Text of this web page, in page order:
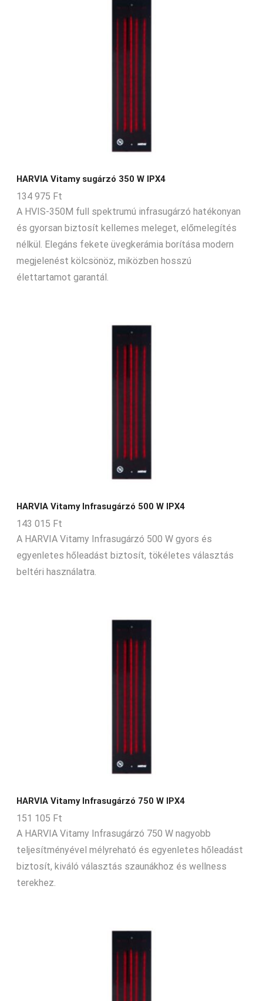
HARVIA Vitamy sugárzó 350 W IPX4
134 975 Ft
A HVIS-350M full spektrumú infrasugárzó hatékonyan
és gyorsan biztosít kellemes meleget, előmelegítés
nélkül. Elegáns fekete üvegkerámia borítása modern
megjelenést kölcsönöz, miközben hosszú
élettartamot garantál.
HARVIA Vitamy Infrasugárzó 500 W IPX4
143 015 Ft
A HARVIA Vitamy Infrasugárzó 500 W gyors és
egyenletes hőleadást biztosít, tökéletes választás
beltéri használatra.
HARVIA Vitamy Infrasugárzó 750 W IPX4
151 105 Ft
A HARVIA Vitamy Infrasugárzó 750 W nagyobb
teljesítményével mélyreható és egyenletes hőleadást
biztosít, kiváló választás szaunákhoz és wellness
terekhez.